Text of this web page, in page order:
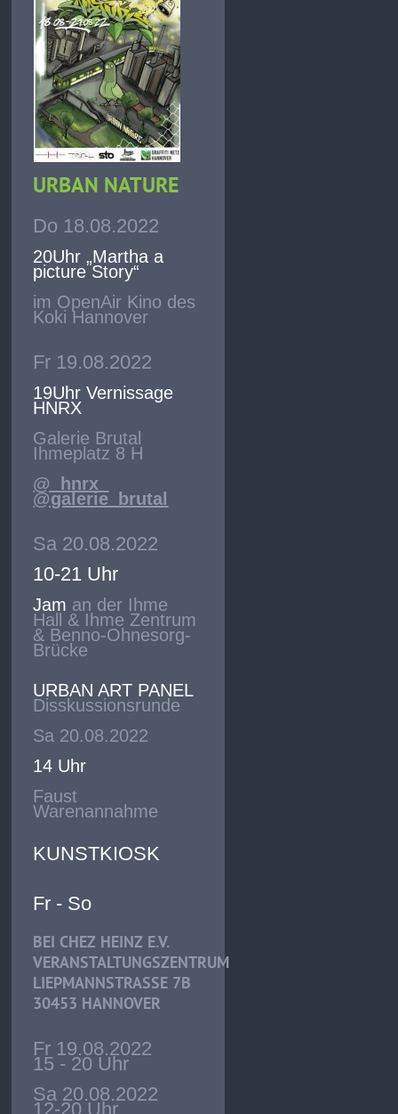
URBAN NATURE
Do 18.08.2022
20Uhr „Martha a
picture Story“
im OpenAir Kino des
Koki Hannover
Fr 19.08.2022
19Uhr Vernissage
HNRX
Galerie Brutal
Ihmeplatz 8 H
@_hnrx_
@galerie_brutal
Sa 20.08.2022
10-21 Uhr
Jam an der Ihme
Hall & Ihme Zentrum
& Benno-Ohnesorg-
Brücke
URBAN ART PANEL
Disskussionsrunde
Sa 20.08.2022
14 Uhr
Faust
Warenannahme
KUNSTKIOSK
Fr - So
BEI CHEZ HEINZ E.V.
VERANSTALTUNGSZENTRUM
LIEPMANNSTRASSE 7B
30453 HANNOVER
Fr 19.08.2022
15 - 20 Uhr
Sa 20.08.2022
12-20 Uhr